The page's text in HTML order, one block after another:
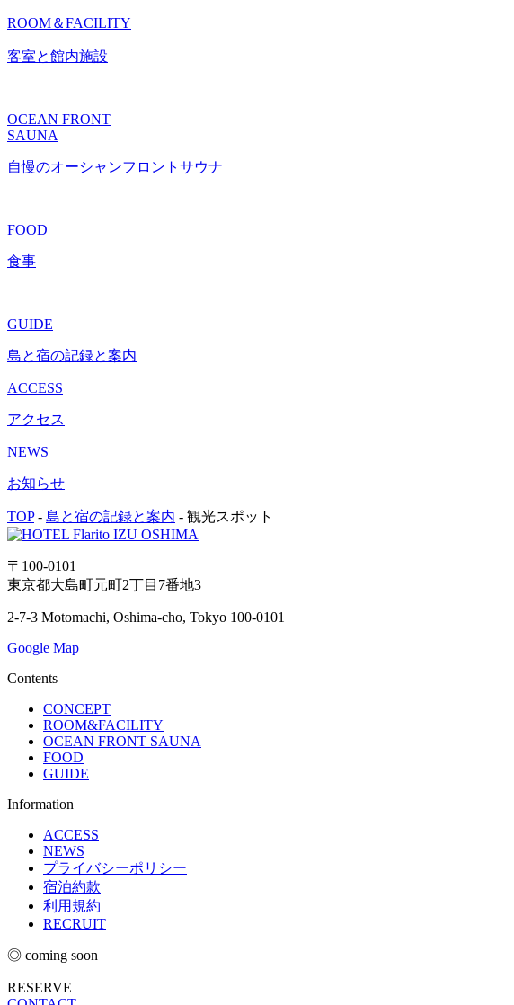
ROOM＆FACILITY
客室と館内施設
OCEAN FRONT
SAUNA
自慢のオーシャンフロントサウナ
FOOD
食事
GUIDE
島と宿の記録と案内
ACCESS
アクセス
NEWS
お知らせ
TOP - 島と宿の記録と案内 - 観光スポット
〒100-0101
東京都大島町元町2丁目7番地3
2-7-3 Motomachi, Oshima-cho, Tokyo 100-0101
Google Map
Contents
CONCEPT
ROOM&FACILITY
OCEAN FRONT SAUNA
FOOD
GUIDE
Information
ACCESS
NEWS
プライバシーポリシー
宿泊約款
利用規約
RECRUIT
◎ coming soon
RESERVE